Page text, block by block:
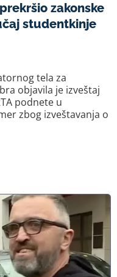
zakonske
studentkinje
tela za
objavila je izveštaj
podnete u
zbog izveštavanja o